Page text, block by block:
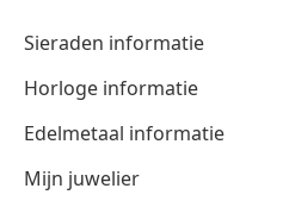
Sieraden informatie
Horloge informatie
Edelmetaal informatie
Mijn juwelier